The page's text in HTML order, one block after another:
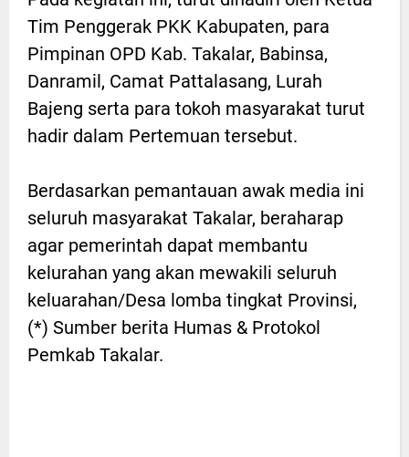
Tim Penggerak PKK Kabupaten, para
Pimpinan OPD Kab. Takalar, Babinsa,
Danramil, Camat Pattalasang, Lurah
Bajeng serta para tokoh masyarakat turut
hadir dalam Pertemuan tersebut.
Berdasarkan pemantauan awak media ini
seluruh masyarakat Takalar, beraharap
agar pemerintah dapat membantu
kelurahan yang akan mewakili seluruh
keluarahan/Desa lomba tingkat Provinsi,
(*) Sumber berita Humas & Protokol
Pemkab Takalar.